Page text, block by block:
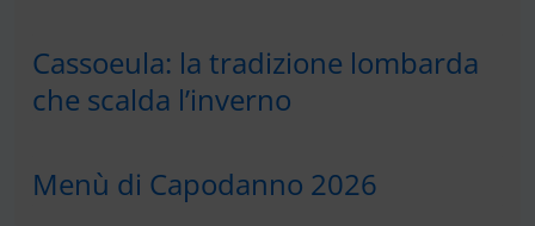
Cassoeula: la tradizione lombarda
che scalda l’inverno
Menù di Capodanno 2026